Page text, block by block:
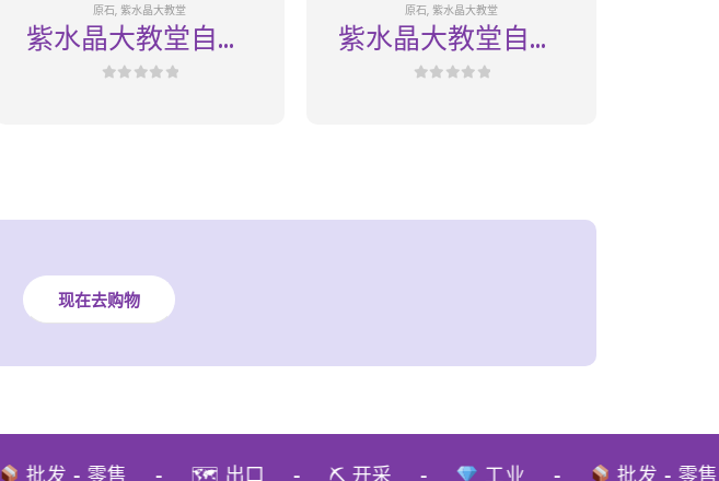
原石, 紫水晶大教堂
紫水晶大教堂自然
原石, 紫水晶大教堂
紫水晶大教堂自然
之境06
现在去购物
批发 - 零售 🗺 出口 ⛏ 开采 工业 批发 - 零售